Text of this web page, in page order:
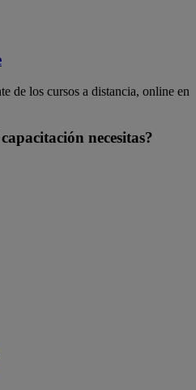
de los cursos a distancia, online en
necesitas?